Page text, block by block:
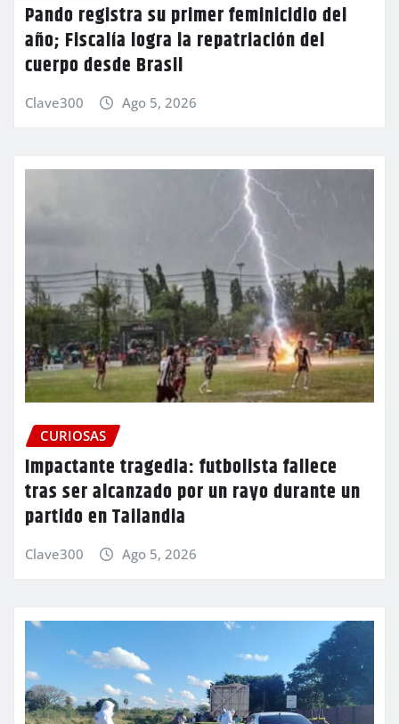
Pando registra su primer feminicidio del
año; Fiscalía logra la repatriación del
cuerpo desde Brasil
Clave300 Ago 5, 2026
CURIOSAS
Impactante tragedia: futbolista fallece
tras ser alcanzado por un rayo durante un
partido en Tailandia
Clave300 Ago 5, 2026